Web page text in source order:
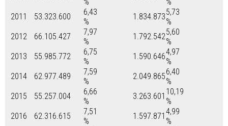
2011
53.323.600
6,43
%
1.834.8735,73
%
2012
66.105.427
7,97
%
1.792.5425,60
%
2013
55.985.772
6,75
%
1.590.6464,97
%
2014
62.977.489
7,59
%
2.049.8656,40
%
2015
55.257.004
6,66
%
3.263.601 10,19
%
2016
62.316.615
7,51
%
1.597.871 4,99
%